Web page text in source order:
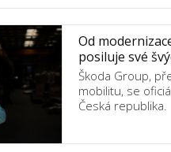
Od
posiluje své
Škoda Group,
mobilitu, se
Česká republika.